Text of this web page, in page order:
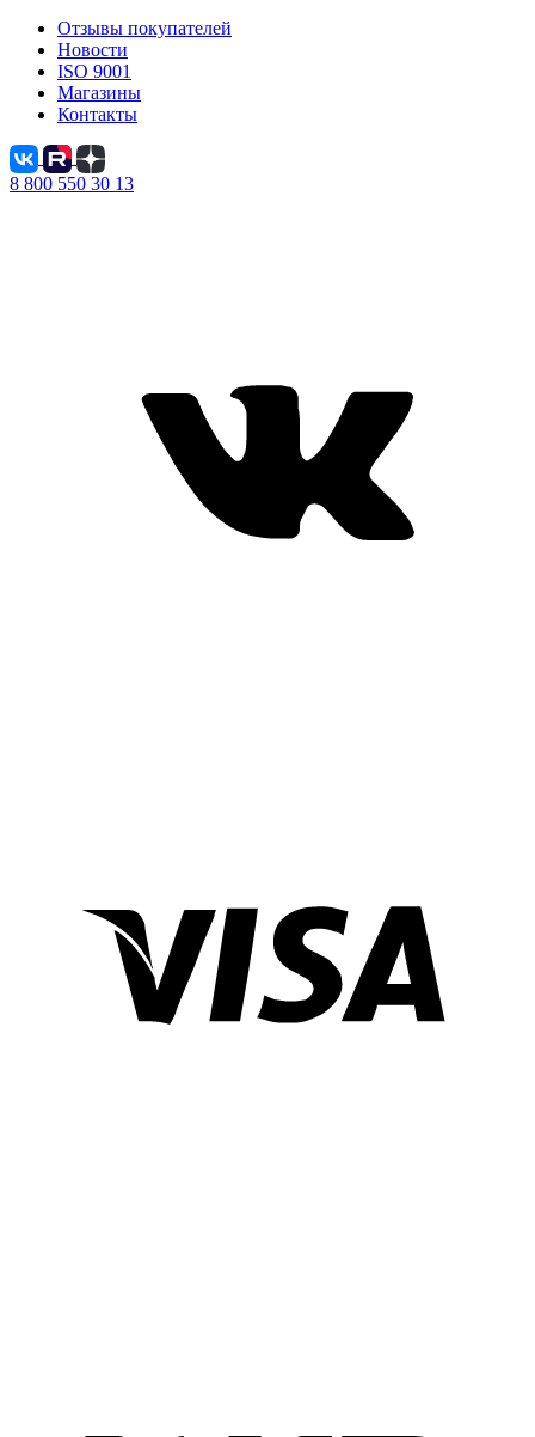
Отзывы покупателей
Новости
ISO 9001
Магазины
Контакты
8 800 550 30 13